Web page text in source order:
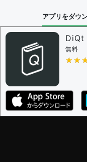
問題の編集権
審査に対する
決定に必要な
編集ガイドライン
アプリをダウ
DiQt
無料